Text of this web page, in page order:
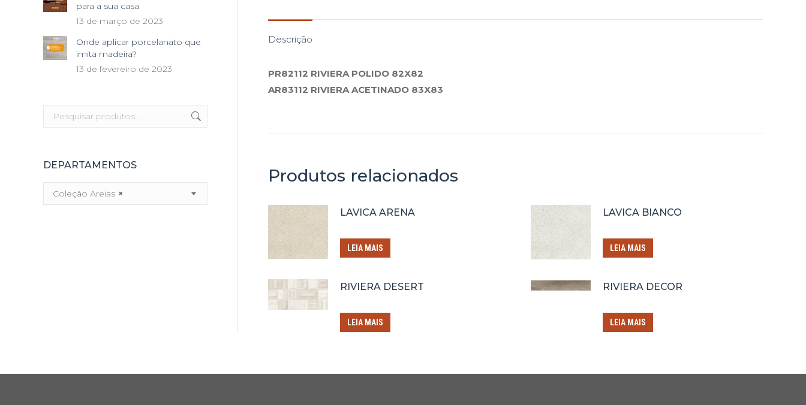
Descrição
PR82112 RIVIERA POLIDO 82X82
AR83112 RIVIERA ACETINADO 83X83
Produtos relacionados
LAVICA ARENA
LEIA MAIS
LAVICA BIANCO
LEIA MAIS
RIVIERA DESERT
LEIA MAIS
RIVIERA DECOR
LEIA MAIS
para a sua casa
13 de março de 2023
Onde aplicar porcelanato que
imita madeira?
13 de fevereiro de 2023
DEPARTAMENTOS
×
Coleção Areias